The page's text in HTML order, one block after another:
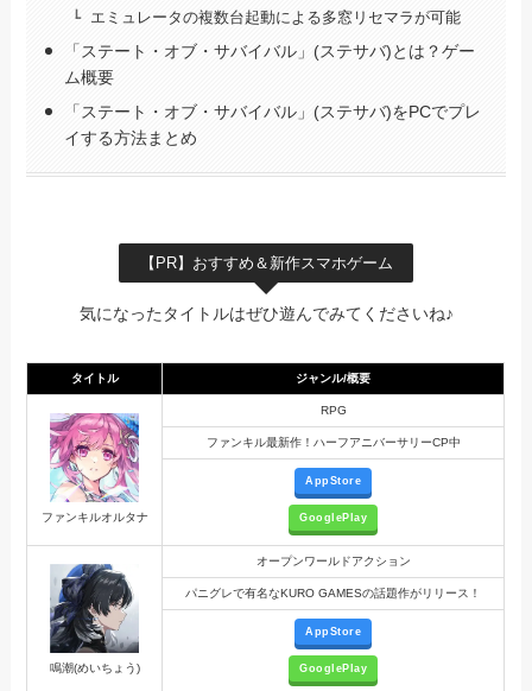
エミュレータの複数台起動による多窓リセマラが可能
「ステート・オブ・サバイバル」(ステサバ)とは？ゲー
ム概要
「ステート・オブ・サバイバル」(ステサバ)をPCでプレ
イする方法まとめ
【PR】おすすめ＆新作スマホゲーム
気になったタイトルはぜひ遊んでみてくださいね♪
タイトル ジャンル/概要
ファンキルオルタナ
RPG
ファンキル最新作！ハーフアニバーサリーCP中
AppStore
GooglePlay
鳴潮(めいちょう)
オープンワールドアクション
パニグレで有名なKURO GAMESの話題作がリリース！
AppStore
GooglePlay